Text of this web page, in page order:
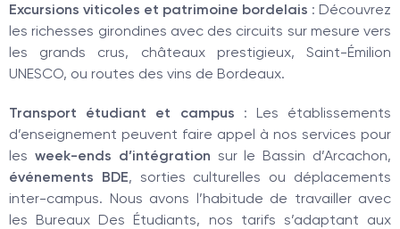
Excursions viticoles et patrimoine bordelais : Découvrez
les richesses girondines avec des circuits sur mesure vers
les grands crus, châteaux prestigieux, Saint-Émilion
UNESCO, ou routes des vins de Bordeaux.
Transport étudiant et campus : Les établissements
d’enseignement peuvent faire appel à nos services pour
les week-ends d’intégration sur le Bassin d’Arcachon,
événements BDE, sorties culturelles ou déplacements
inter-campus. Nous avons l’habitude de travailler avec
les Bureaux Des Étudiants, nos tarifs s’adaptant aux